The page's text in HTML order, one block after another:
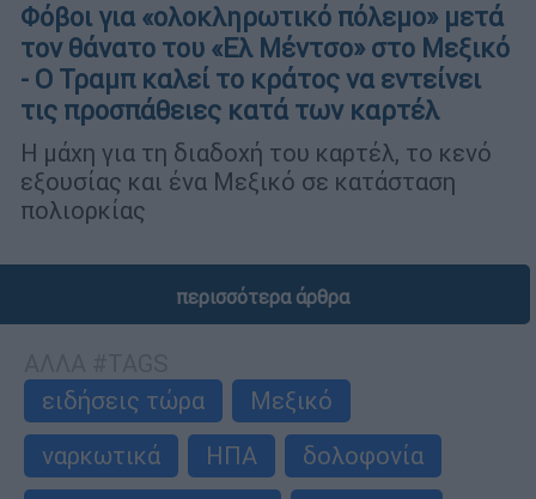
Φόβοι για «ολοκληρωτικό πόλεμο» μετά
τoν θάνατο του «Ελ Μέντσο» στο Μεξικό
- Ο Τραμπ καλεί το κράτος να εντείνει
τις προσπάθειες κατά των καρτέλ
Η μάχη για τη διαδοχή του καρτέλ, το κενό
εξουσίας και ένα Μεξικό σε κατάσταση
πολιορκίας
περισσότερα άρθρα
ειδήσεις τώρα
Μεξικό
ναρκωτικά
ΗΠΑ
δολοφονία